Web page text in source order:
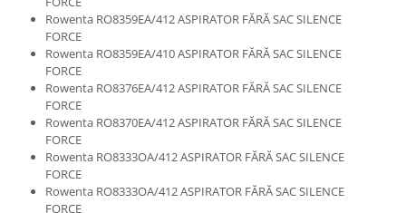
Ingrijire Locuinta
Purificatoare de aer
Fashion
Bijuterii
Ceasuri barbatesti
Ceasuri dama
Cutii, curele si accesorii ceasuri
Genti si accesorii barbati
Rowenta RO8359EA/412 ASPIRATOR FĂRĂ SAC SILENCE
FORCE
Rowenta RO8359EA/410 ASPIRATOR FĂRĂ SAC SILENCE
FORCE
Rowenta RO8376EA/412 ASPIRATOR FĂRĂ SAC SILENCE
FORCE
Rowenta RO8370EA/412 ASPIRATOR FĂRĂ SAC SILENCE
FORCE
Rowenta RO8333OA/412 ASPIRATOR FĂRĂ SAC SILENCE
FORCE
Rowenta RO8333OA/412 ASPIRATOR FĂRĂ SAC SILENCE
FORCE